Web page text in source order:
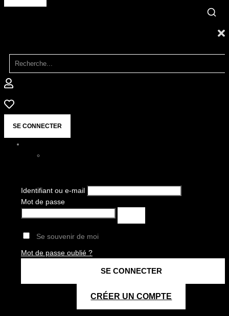
SE CONNECTER
Identifiant ou e-mail
Mot de passe
Se souvenir de moi
Mot de passe oublié ?
CRÉER UN COMPTE